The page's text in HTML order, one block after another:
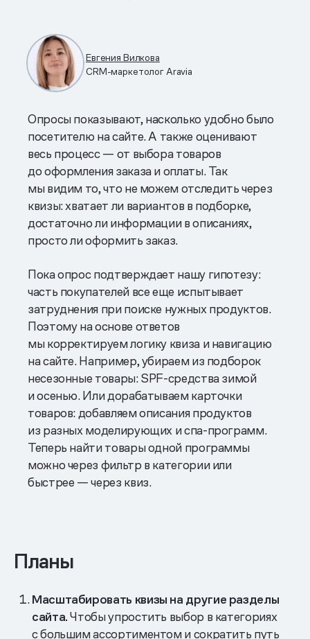
Евгения Вилкова
CRM-маркетолог Aravia
Опросы показывают, насколько удобно было
посетителю на сайте. А также оценивают
весь процесс — от выбора товаров
до оформления заказа и оплаты. Так
мы видим то, что не можем отследить через
квизы: хватает ли вариантов в подборке,
достаточно ли информации в описаниях,
просто ли оформить заказ.
Пока опрос подтверждает нашу гипотезу:
часть покупателей все еще испытывает
затруднения при поиске нужных продуктов.
Поэтому на основе ответов
мы корректируем логику квиза и навигацию
на сайте. Например, убираем из подборок
несезонные товары: SPF-средства зимой
и осенью. Или дорабатываем карточки
товаров: добавляем описания продуктов
из разных моделирующих и спа-программ.
Теперь найти товары одной программы
можно через фильтр в категории или
быстрее — через квиз.
Планы
Масштабировать квизы на другие разделы
сайта.Чтобы упростить выбор в категориях
с большим ассортиментом и сократить путь